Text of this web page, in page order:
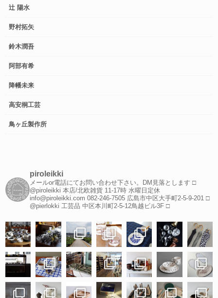
辻 陽水
野村拓矢
鈴木潤吾
阿部有希
降幡未来
高安桐工芸
鳥ヶ丘製作所
piroleikki
メールor電話にてお問い合わせ下さい。DM見落とします □
@piroleikki 本店/北欧雑貨 11-17時 水曜日定休
info@piroleikki.com 082-246-7505 広島市中区大手町2-5-9-201 □
@pierlokki 工芸品 中区本川町2-5-12鳥越ビル3F □